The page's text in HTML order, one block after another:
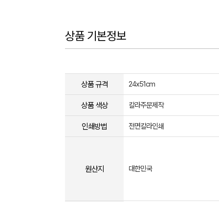
상품 기본정보
상품 규격 24x51cm
상품 색상 칼라주문제작
인쇄방법 전면칼라인쇄
원산지 대한민국